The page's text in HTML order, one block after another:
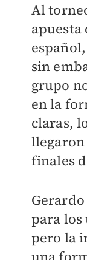
Al
sin
grupo
en la
claras,
finales
para
pero la